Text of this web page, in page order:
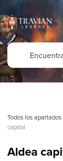
Todos los apartados
capital
Aldea